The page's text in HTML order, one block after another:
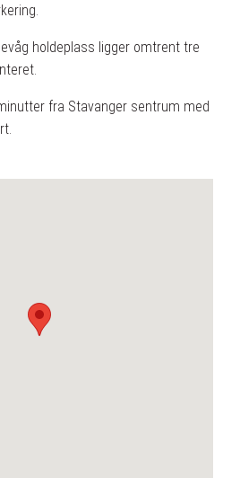
holdeplass ligger omtrent tre
fra Stavanger sentrum med